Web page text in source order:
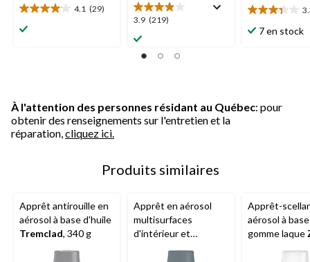
4.1 (29)
4.1
étoile(s)
3.9 (219)
3.9
étoile(s)
5.
3.3
étoile(s)
7 en stock
À l'attention des personnes résidant au Québec: pour
obtenir des renseignements sur l'entretien et la
réparation, cliquez ici.
Produits similaires
Apprêt antirouille en
aérosol à base d'huile
Tremclad, 340 g
Apprêt en aérosol
multisurfaces
d'intérieur et
Apprêt-
aérosol à
gomme laque